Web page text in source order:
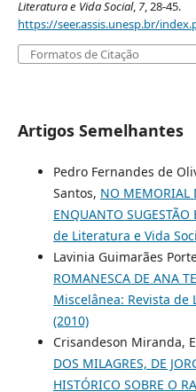
Literatura e Vida Social, 7, 28-45.
https://seer.assis.unesp.br/
Formatos de Citação
Artigos Semelhantes
Pedro Fernandes de
Santos, NO MEMORIAL
ENQUANTO SUGESTÃO
de Literatura e Vida
Lavinia Guimarães
ROMANESCA DE ANA
Miscelânea: Revista de
(2010)
Crisandeson Miranda,
DOS MILAGRES, DE
HISTÓRICO SOBRE O